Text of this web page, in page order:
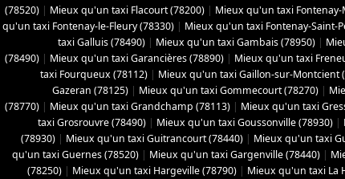
(78520) | Mieux qu'un taxi Flacourt (78200) | Mieux qu'un taxi Fontenay-
qu'un taxi Fontenay-le-Fleury (78330) | Mieux qu'un taxi Fontenay-Saint-
taxi Galluis (78490) | Mieux qu'un taxi Gambais (78950) |
(78490) | Mieux qu'un taxi Garancières (78890) | Mieux qu'un taxi
taxi Fourqueux (78112) | Mieux qu'un taxi Gaillon-sur-Montcient
Gazeran (78125) | Mieux qu'un taxi Gommecourt (78270) |
(78770) | Mieux qu'un taxi Grandchamp (78113) | Mieux qu'un taxi
taxi Grosrouvre (78490) | Mieux qu'un taxi Goussonville (78930) |
(78930) | Mieux qu'un taxi Guitrancourt (78440) | Mieux qu'un taxi
qu'un taxi Guernes (78520) | Mieux qu'un taxi Gargenville (78440) |
(78250) | Mieux qu'un taxi Hargeville (78790) | Mieux qu'un taxi La